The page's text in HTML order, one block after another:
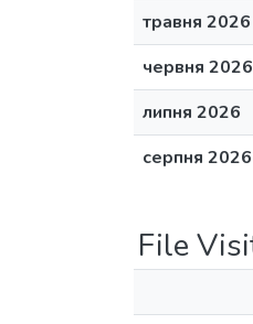
травня 2026
червня 2026
липня 2026
серпня 2026
File